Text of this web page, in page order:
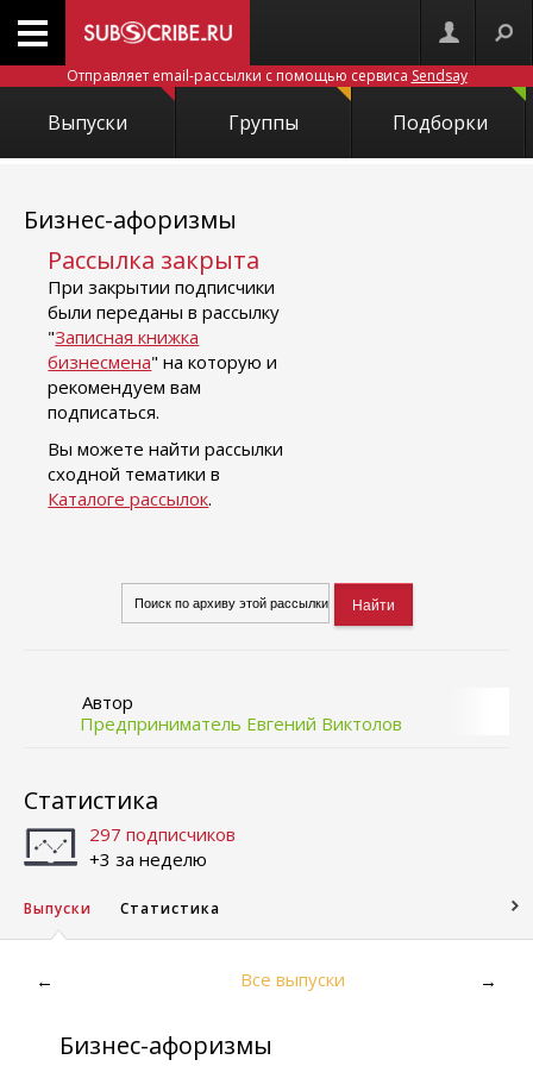
Отправляет email-рассылки с помощью сервиса Sendsay
Выпуски Группы Подборки
Бизнес-афоризмы
Рассылка закрыта
При закрытии подписчики
были переданы в рассылку
"Записная книжка
бизнесмена" на которую и
рекомендуем вам
подписаться.
Вы можете найти рассылки
сходной тематики в
Каталоге рассылок.
Автор
Предприниматель Евгений Виктолов
Статистика
297 подписчиков
+3 за неделю
Выпуски Статистика
← Все выпуски →
Бизнес-афоризмы